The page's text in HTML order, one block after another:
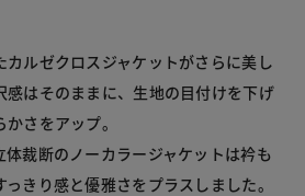
ルゼクロスジャケットがさらに美し
感はそのままに、生地の目付けを下げ
さをアップ。
裁断のノーカラージャケットは衿も
きり感と優雅さをプラスしました。